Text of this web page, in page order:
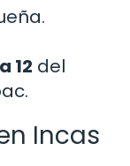
12 del
Incas